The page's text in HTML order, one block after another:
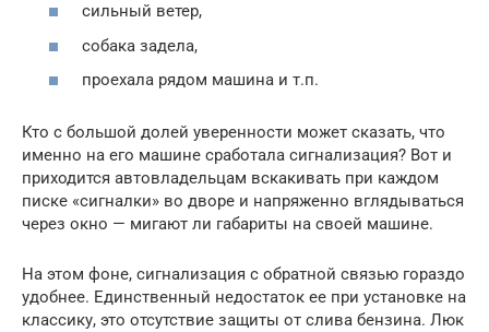
сильный ветер,
собака задела,
проехала рядом машина и т.п.
Кто с большой долей уверенности может сказать, что
именно на его машине сработала сигнализация? Вот и
приходится автовладельцам вскакивать при каждом
писке «сигналки» во дворе и напряженно вглядываться
через окно — мигают ли габариты на своей машине.
На этом фоне, сигнализация с обратной связью гораздо
удобнее. Единственный недостаток ее при установке на
классику, это отсутствие защиты от слива бензина. Люк